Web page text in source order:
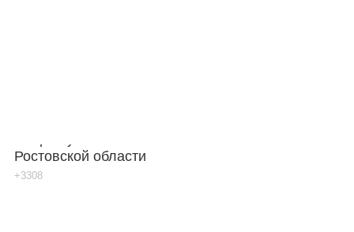
Ростовской области
+3308